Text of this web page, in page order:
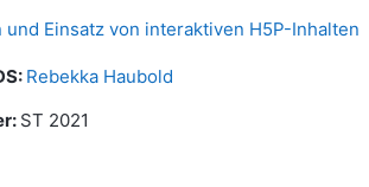
und Einsatz von interaktiven H5P-Inhalten
Rebekka Haubold
: ST 2021